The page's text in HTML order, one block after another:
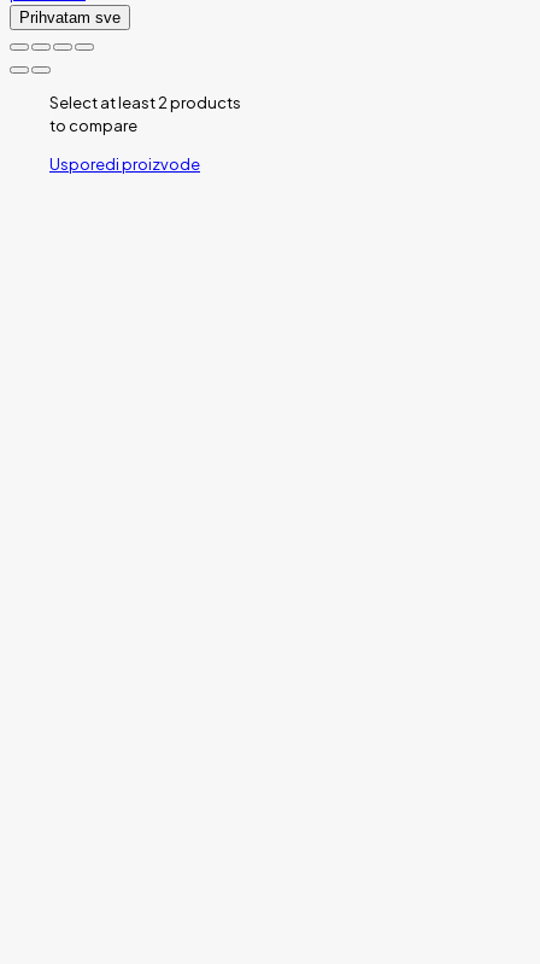
Prihvatam sve
Select at least 2 products
to compare
Usporedi proizvode